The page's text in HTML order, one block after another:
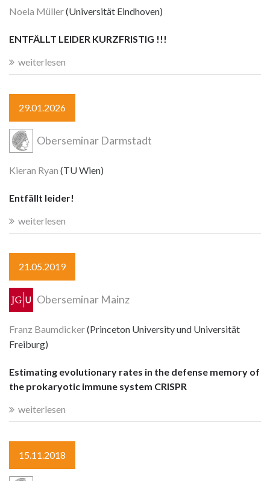
Noela Müller(Universität Eindhoven)
ENTFÄLLT LEIDER KURZFRISTIG !!!
weiterlesen
29.01.2026
Oberseminar Darmstadt
Kieran Ryan (TU Wien)
Entfällt leider!
weiterlesen
21.05.2019
Oberseminar Mainz
Franz Baumdicker(Princeton University und Universität
Freiburg)
Estimating evolutionary rates in the defense memory of
the prokaryotic immune system CRISPR
weiterlesen
15.11.2018